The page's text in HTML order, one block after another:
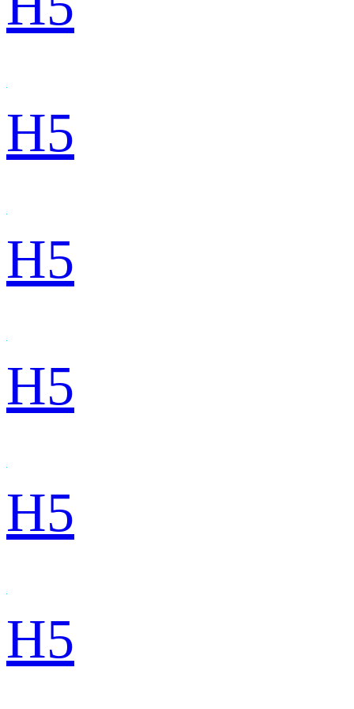
H5
H5
H5
H5
H5